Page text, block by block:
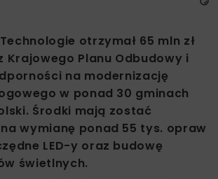
Technologie otrzymał 65 mln zł
Krajowego Planu Odbudowy i
na modernizację
w ponad 30 gminach
Środki mają zostać
wymianę ponad 55 tys. opraw
LED-y oraz budowę
świetlnych.